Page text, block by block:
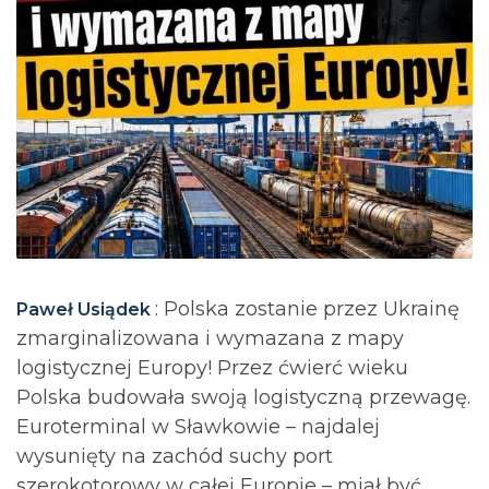
Paweł Usiądek : Polska zostanie przez Ukrainę
zmarginalizowana i wymazana z mapy
logistycznej Europy! Przez ćwierć wieku
Polska budowała swoją logistyczną przewagę.
Euroterminal w Sławkowie – najdalej
wysunięty na zachód suchy port